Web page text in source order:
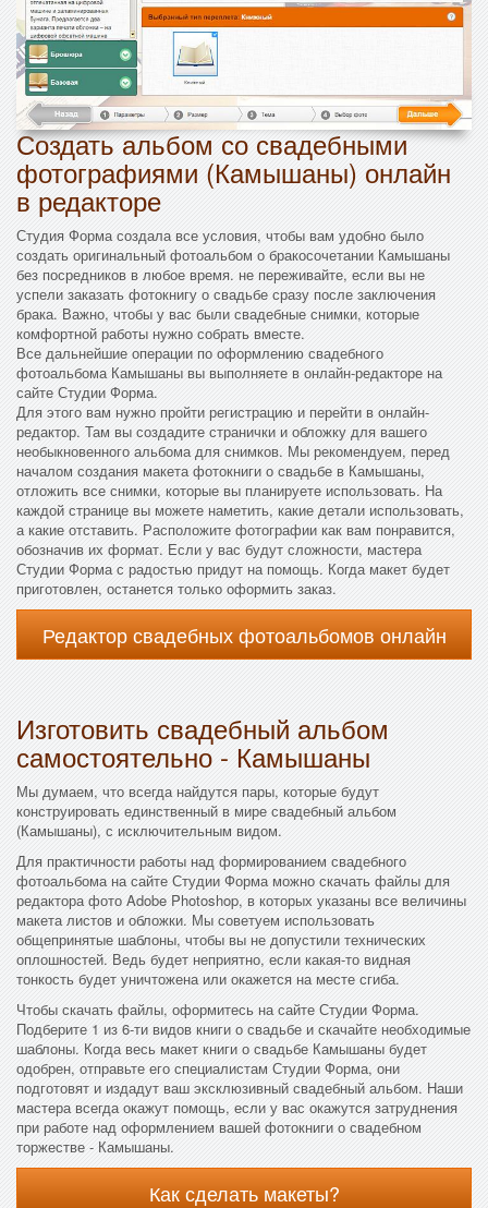
Создать альбом со свадебными
фотографиями (Камышаны) онлайн
в редакторе
Студия Форма создала все условия, чтобы вам удобно было
создать оригинальный фотоальбом о бракосочетании Камышаны
без посредников в любое время. не переживайте, если вы не
успели заказать фотокнигу о свадьбе сразу после заключения
брака. Важно, чтобы у вас были свадебные снимки, которые
комфортной работы нужно собрать вместе.
Все дальнейшие операции по оформлению свадебного
фотоальбома Камышаны вы выполняете в онлайн-редакторе на
сайте Студии Форма.
Для этого вам нужно пройти регистрацию и перейти в онлайн-
редактор. Там вы создадите странички и обложку для вашего
необыкновенного альбома для снимков. Мы рекомендуем, перед
началом создания макета фотокниги о свадьбе в Камышаны,
отложить все снимки, которые вы планируете использовать. На
каждой странице вы можете наметить, какие детали использовать,
а какие отставить. Расположите фотографии как вам понравится,
обозначив их формат. Если у вас будут сложности, мастера
Студии Форма с радостью придут на помощь. Когда макет будет
приготовлен, останется только оформить заказ.
Редактор свадебных фотоальбомов онлайн
Изготовить свадебный альбом
самостоятельно - Камышаны
Мы думаем, что всегда найдутся пары, которые будут
конструировать единственный в мире свадебный альбом
(Камышаны), с исключительным видом.
Для практичности работы над формированием свадебного
фотоальбома на сайте Студии Форма можно скачать файлы для
редактора фото Adobe Photoshop, в которых указаны все величины
макета листов и обложки. Мы советуем использовать
общепринятые шаблоны, чтобы вы не допустили технических
оплошностей. Ведь будет неприятно, если какая-то видная
тонкость будет уничтожена или окажется на месте сгиба.
Чтобы скачать файлы, оформитесь на сайте Студии Форма.
Подберите 1 из 6-ти видов книги о свадьбе и скачайте необходимые
шаблоны. Когда весь макет книги о свадьбе Камышаны будет
одобрен, отправьте его специалистам Студии Форма, они
подготовят и издадут ваш эксклюзивный свадебный альбом. Наши
мастера всегда окажут помощь, если у вас окажутся затруднения
при работе над оформлением вашей фотокниги о свадебном
торжестве - Камышаны.
Как сделать макеты?